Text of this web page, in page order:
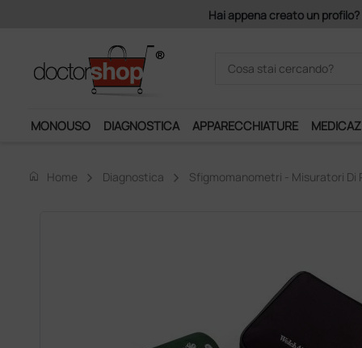
Hai appena creato un
MONOUSO DIAGNOSTICA APPARECCHIATURE
home Home Diagnostica Sfigmomanometri - Misuratori Di